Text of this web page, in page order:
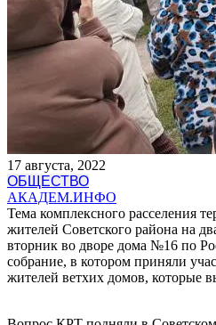
17 августа, 2022
ОБЩЕСТВО
АКАДЕМ.ИНФО
Тема комплексного расселения
жителей Советского района на
вторник во дворе дома №16 по
собрание, в котором приняли
жителей ветхих домов, которые